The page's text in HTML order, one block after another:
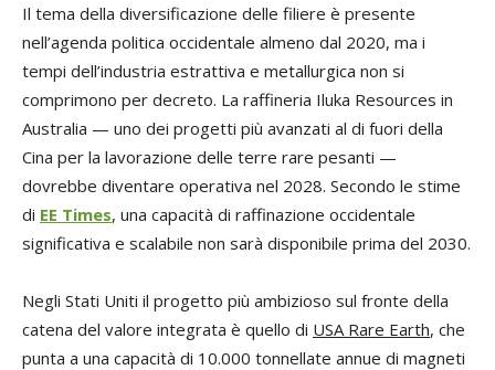
Il tema della diversificazione delle filiere è presente
nell’agenda politica occidentale almeno dal 2020, ma i
tempi dell’industria estrattiva e metallurgica non si
comprimono per decreto. La raffineria Iluka Resources in
Australia — uno dei progetti più avanzati al di fuori della
Cina per la lavorazione delle terre rare pesanti —
dovrebbe diventare operativa nel 2028. Secondo le stime
di EE Times, una capacità di raffinazione occidentale
significativa e scalabile non sarà disponibile prima del 2030.
Negli Stati Uniti il progetto più ambizioso sul fronte della
catena del valore integrata è quello di USA Rare Earth, che
punta a una capacità di 10.000 tonnellate annue di magneti